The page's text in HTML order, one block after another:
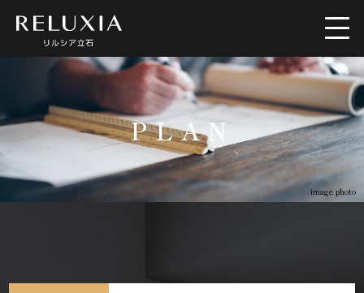
ロケーション
アクセス デザイン
設備仕様
image photo
PLAN